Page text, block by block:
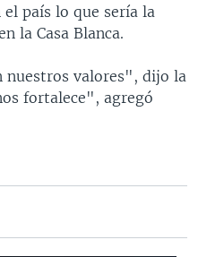
país lo que sería la
la Casa Blanca.
nuestros valores", dijo la
fortalece", agregó